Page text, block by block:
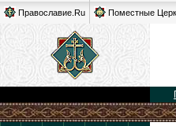
Православие.Ru Поместные